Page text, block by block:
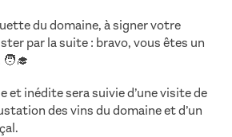
du domaine, à signer votre
par la suite : bravo, vous êtes un
inédite sera suivie d’une visite de
des vins du domaine et d’un